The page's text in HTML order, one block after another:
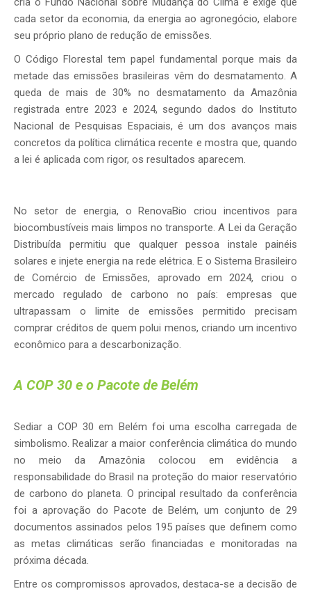
cada setor da economia, da energia ao agronegócio, elabore
seu próprio plano de redução de emissões.
O Código Florestal tem papel fundamental porque mais da
metade das emissões brasileiras vêm do desmatamento. A
queda de mais de 30% no desmatamento da Amazônia
registrada entre 2023 e 2024, segundo dados do Instituto
Nacional de Pesquisas Espaciais, é um dos avanços mais
concretos da política climática recente e mostra que, quando
a lei é aplicada com rigor, os resultados aparecem.
No setor de energia, o RenovaBio criou incentivos para
biocombustíveis mais limpos no transporte. A Lei da Geração
Distribuída permitiu que qualquer pessoa instale painéis
solares e injete energia na rede elétrica. E o Sistema Brasileiro
de Comércio de Emissões, aprovado em 2024, criou o
mercado regulado de carbono no país: empresas que
ultrapassam o limite de emissões permitido precisam
comprar créditos de quem polui menos, criando um incentivo
econômico para a descarbonização.
A COP 30 e o Pacote de Belém
Sediar a COP 30 em Belém foi uma escolha carregada de
simbolismo. Realizar a maior conferência climática do mundo
no meio da Amazônia colocou em evidência a
responsabilidade do Brasil na proteção do maior reservatório
de carbono do planeta. O principal resultado da conferência
foi a aprovação do Pacote de Belém, um conjunto de 29
documentos assinados pelos 195 países que definem como
as metas climáticas serão financiadas e monitoradas na
próxima década.
Entre os compromissos aprovados, destaca-se a decisão de